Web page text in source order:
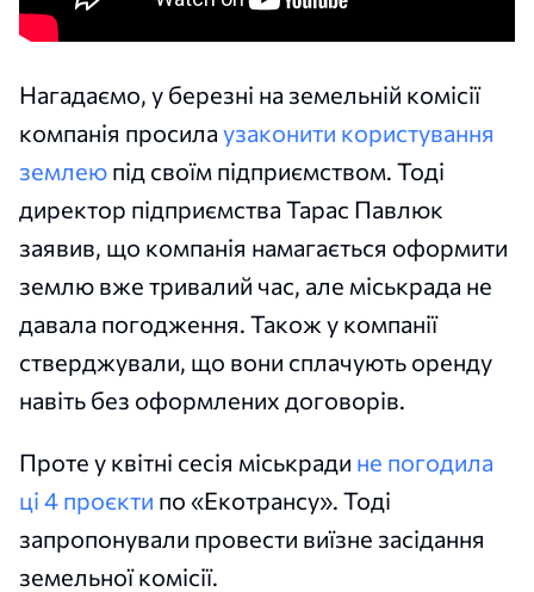
Нагадаємо, у березні на земельній комісії
компанія просила узаконити користування
землею під своїм підприємством. Тоді
директор підприємства Тарас Павлюк
заявив, що компанія намагається оформити
землю вже тривалий час, але міськрада не
давала погодження. Також у компанії
стверджували, що вони сплачують оренду
навіть без оформлених договорів.
Проте у квітні сесія міськради не погодила
ці 4 проєкти по «Екотрансу». Тоді
запропонували провести виїзне засідання
земельної комісії.